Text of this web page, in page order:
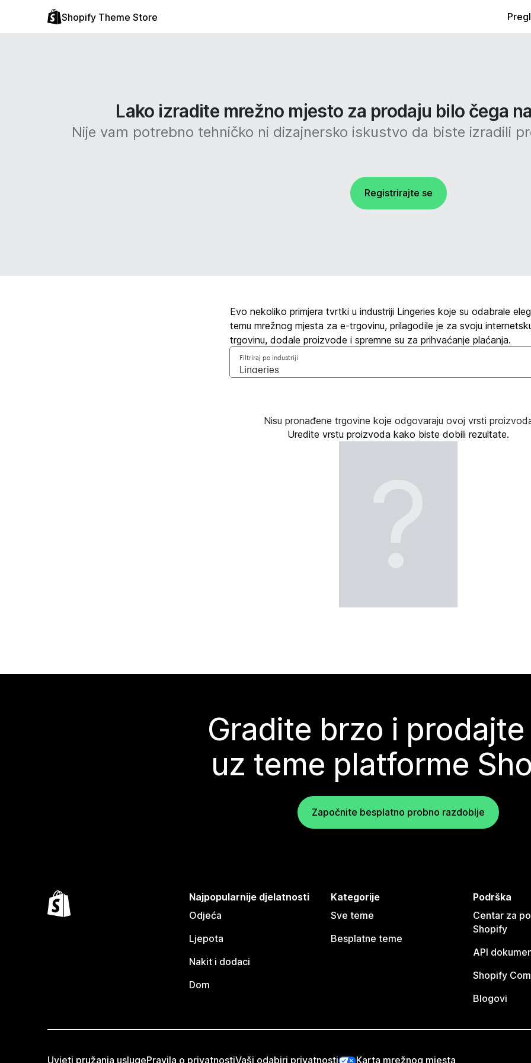
Shopify Theme Store
Lako izradite mrežno mjesto za prodaju bilo čega
Nije vam potrebno tehničko ni dizajnersko iskustvo da biste izradili
Registrirajte se
Evo nekoliko primjera tvrtki u industriji Lingeries koje su odabrale
temu mrežnog mjesta za e-trgovinu, prilagodile je za svoju
trgovinu, dodale proizvode i spremne su za prihvaćanje plaćanja.
Filtriraj po industriji
Nisu pronađene trgovine koje odgovaraju ovoj vrsti
Uredite vrstu proizvoda kako biste dobili rezultate.
Gradite brzo i
uz teme platforme
Započnite besplatno probno razdoblje
Najpopularnije djelatnosti
Odjeća
Ljepota
Nakit i dodaci
Dom
Kategorije
Sve teme
Besplatne teme
Podrška
Centar za
Shopify
API
Shopify
Blogovi
Uvjeti pružanja uslugePravila o privatnostiVaši odabiri privatnosti Karta mrežnog mjesta